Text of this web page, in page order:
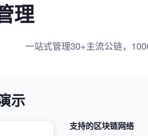
理
一站式管理30+主流公链，
示
支持的区块链网络